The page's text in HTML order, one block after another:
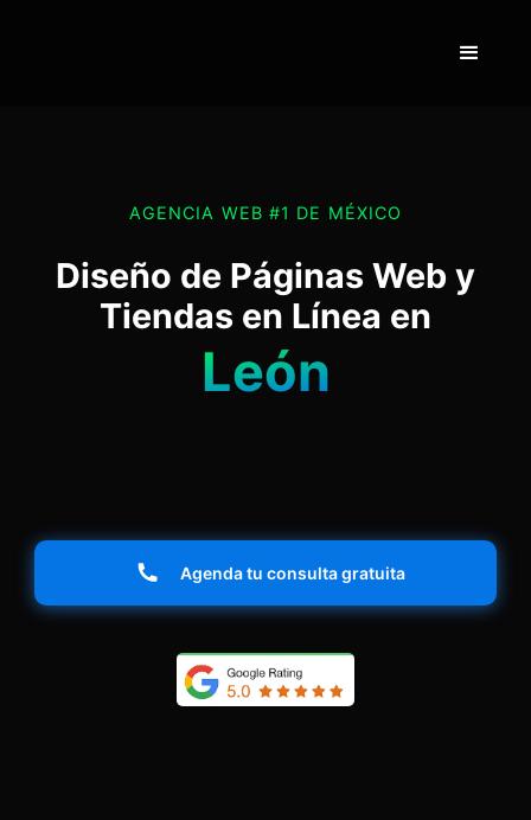
AGENCIA WEB #1 DE MÉXICO
Diseño de Páginas Web y
Tiendas en Línea en
León
Agenda tu consulta gratuita